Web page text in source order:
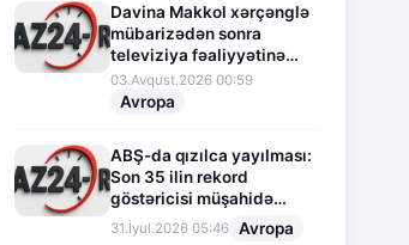
Davina Makkol xərçənglə
mübarizədən sonra
televiziya fəaliyyətinə
fasilə verir
03.Avqust.2026 00:59
Avropa
ABŞ-da qızılca yayılması:
Son 35 ilin rekord
göstəricisi müşahidə
olunur
31.İyul.2026 05:46 Avropa